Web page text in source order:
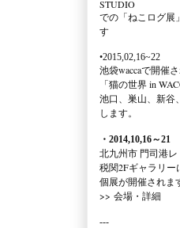
STUDIO
での 「ねこログ展
す
•2015,02,16~22
池袋waccaで開催
「猫の世界 in
池口、巣山、新谷
します。
・2014,10,16～21
北九州市 門司港
税関2Fギャラリー
個展が開催されま
>> 会場・詳細
---